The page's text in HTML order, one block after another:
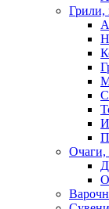
Грили,
Очаги,